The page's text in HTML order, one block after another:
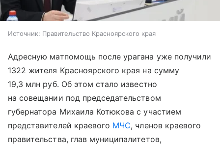
Источник: Правительство Красноярского края
Адресную матпомощь после урагана уже получили
1322 жителя Красноярского края на сумму
19,3 млн руб. Об этом стало известно
на совещании под председательством
губернатора Михаила Котюкова с участием
представителей краевого МЧС, членов краевого
правительства, глав муниципалитетов,